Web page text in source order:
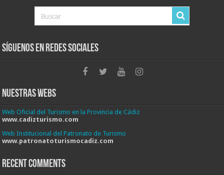
Síguenos en Redes Sociales
Nuestras Webs
Web Oficial del Turismo en la Provincia de Cádiz
www.cadizturismo.com
Web Institucional del Patronato de Turismo
www.patronatoturismocadiz.com
Recent Comments